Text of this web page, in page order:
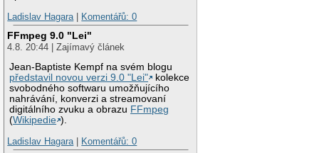
Ladislav Hagara| Komentářů: 0
FFmpeg 9.0 "Lei"
4.8. 20:44 | Zajímavý článek
Jean-Baptiste Kempf na svém blogu
představil novou verzi 9.0 "Lei"
kolekce
svobodného softwaru umožňujícího
nahrávání, konverzi a streamovaní
digitálního zvuku a obrazu FFmpeg
(Wikipedie ).
Ladislav Hagara| Komentářů: 0